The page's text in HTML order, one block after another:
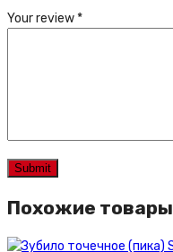
Your review *
Похожие товары